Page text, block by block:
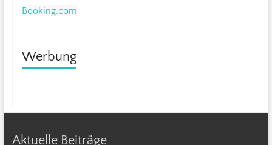
Booking.com
Werbung
Aktuelle Beiträge